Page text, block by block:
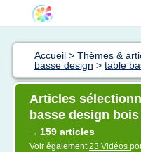
Accueil > Thèmes &
basse design > table
Articles
basse design bois
→ 159 articles
Voir également23 Vidéos